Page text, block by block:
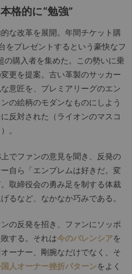
格的に“勉強”
な改革を展開。年間チケット購
をプレゼントするという豪快なフ
の購入者を集めた。この勢いに乗
更を提案。古い革製のサッカー
意匠を、プレミアリーグのエン
の絵柄のモダンなものにしよう
反対された（ライオンのマスコ
。
でファンの意見を聞き、反発の
自ら「エンブレムは好きだ。変
取締役会の勇み足を制する体裁
るなど、なかなか巧みである。
の反発を招き、ファンにソッポ
する。それは今のバレンシアを
ーナー、剛腕なだけでなく、そ
人オーナー挫折パターンをよく